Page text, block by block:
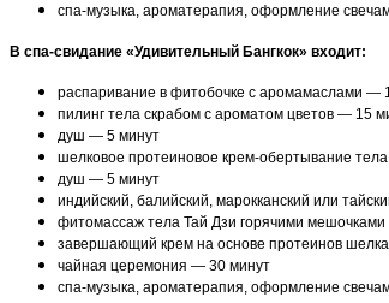
спа-музыка, ароматерапия, оформление
В спа-свидание «Удивительный Бангкок» входит:
распаривание в фитобочке с аромамаслами —
пилинг тела скрабом с ароматом цветов — 15
душ — 5 минут
шелковое протеиновое крем-обертывание
душ — 5 минут
индийский, балийский, марокканский или
фитомассаж тела Тай Дзи горячими
завершающий крем на основе протеинов
чайная церемония — 30 минут
спа-музыка, ароматерапия, оформление